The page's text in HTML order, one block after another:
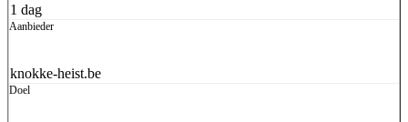
1 dag
knokke-heist.be